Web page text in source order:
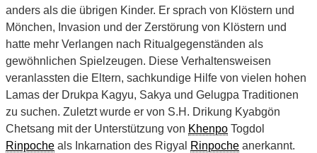
anders als die übrigen Kinder. Er sprach von Klöstern und
Mönchen, Invasion und der Zerstörung von Klöstern und
hatte mehr Verlangen nach Ritualgegenständen als
gewöhnlichen Spielzeugen. Diese Verhaltensweisen
veranlassten die Eltern, sachkundige Hilfe von vielen hohen
Lamas der Drukpa Kagyu, Sakya und Gelugpa Traditionen
zu suchen. Zuletzt wurde er von S.H. Drikung Kyabgön
Chetsang mit der Unterstützung von Khenpo Togdol
Rinpoche als Inkarnation des Rigyal Rinpoche anerkannt.